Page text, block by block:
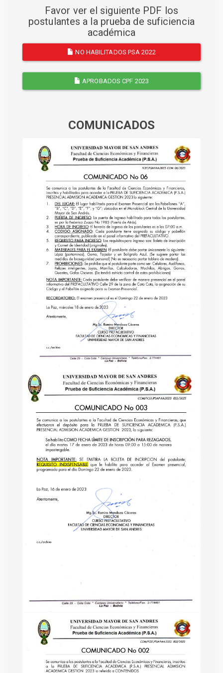
Favor ver el siguiente PDF los
postulantes a la prueba de suficiencia
académica
NO HABILITADOS PSA 2022
APROBADOS CPF 2023
COMUNICADOS